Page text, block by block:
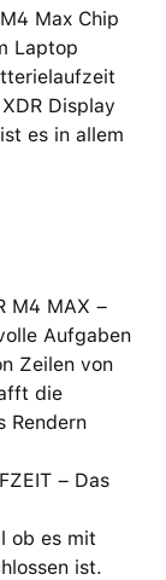
Max Chip
Laptop
Display
es in allem
M4 MAX –
Aufgaben
Zeilen von
die
Rendern
– Das
ob es mit
ist.